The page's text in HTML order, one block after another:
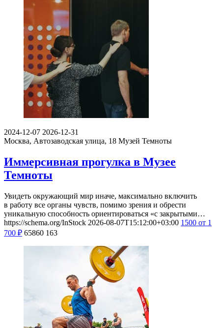
2024-12-07 2026-12-31
Москва, Автозаводская улица, 18 Музей Темноты
Иммерсивная прогулка в Музее
Темноты
Увидеть окружающий мир иначе, максимально включить
в работу все органы чувств, помимо зрения и обрести
уникальную способность ориентироваться «с закрытыми…
https://schema.org/InStock 2026-08-07T15:12:00+03:00 1500 от 1
700 ₽ 65860 163